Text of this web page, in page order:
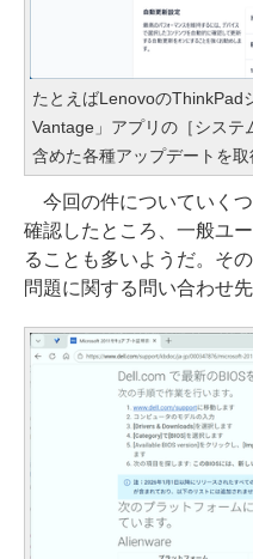
たとえばLenovoのThinkPad
Vantage」アプリの［システ
含めた各種アップデートを
今回の件についていく
確認したところ、一般ユ
ることも多いようだ。そ
問題に関する問い合わせ